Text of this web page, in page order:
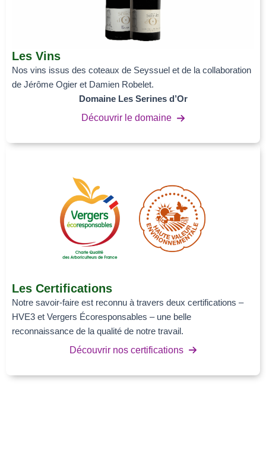
Les Vins
Nos vins issus des coteaux de Seyssuel et de la collaboration
de Jérôme Ogier et Damien Robelet.
Domaine Les Serines d’Or
Découvrir le domaine
Les Certifications
Notre savoir-faire est reconnu à travers deux certifications –
HVE3 et Vergers Écoresponsables – une belle
reconnaissance de la qualité de notre travail.
Découvrir nos certifications